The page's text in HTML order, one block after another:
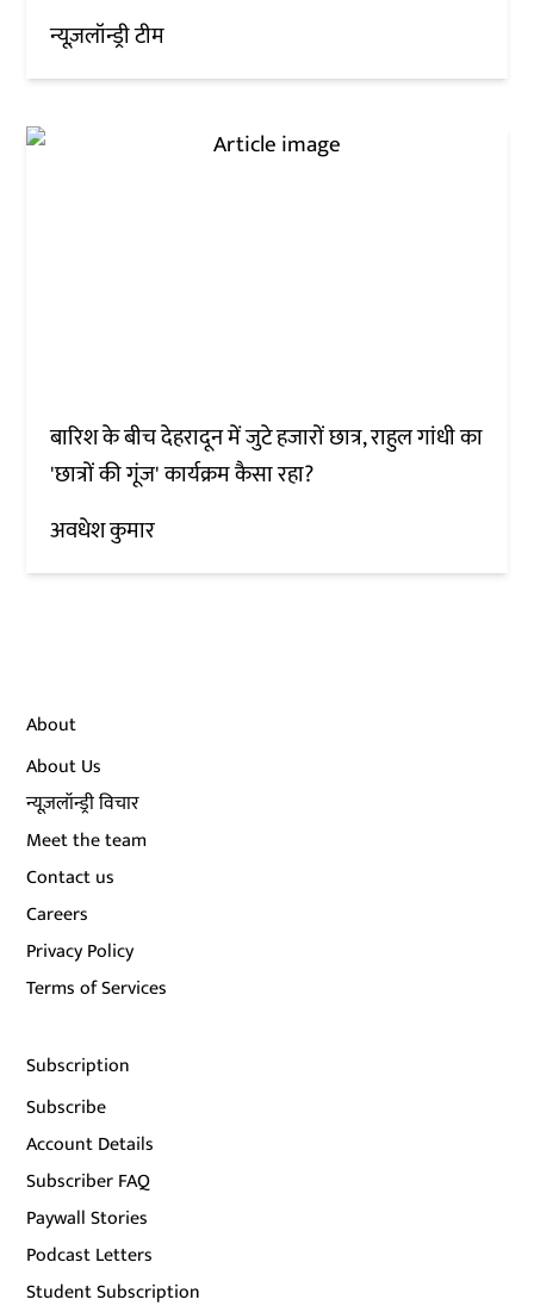
न्यूज़लॉन्ड्री टीम
बारिश के बीच देहरादून में जुटे हजारों छात्र, राहुल गांधी का
'छात्रों की गूंज' कार्यक्रम कैसा रहा?
अवधेश कुमार
About
About Us
न्यूज़लॉन्ड्री विचार
Meet the team
Contact us
Careers
Privacy Policy
Terms of Services
Subscription
Subscribe
Account Details
Subscriber FAQ
Paywall Stories
Podcast Letters
Student Subscription